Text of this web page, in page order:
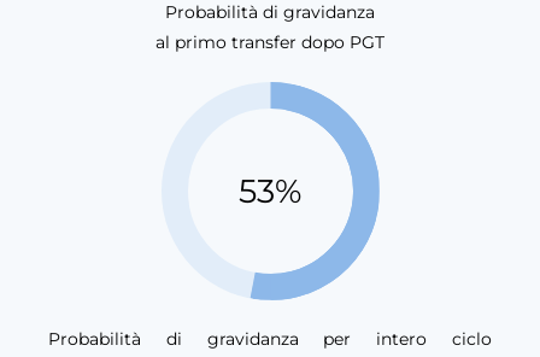
Probabilità di gravidanza
al primo transfer dopo PGT
53%
Probabilità di gravidanza per intero ciclo